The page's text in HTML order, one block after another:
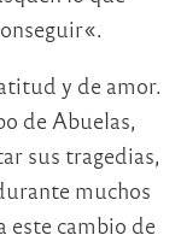
y de amor.
de Abuelas,
sus tragedias,
muchos
este cambio de